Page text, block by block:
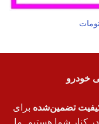
خودرو
کیفیت تضمین‌شده برای
کنار شما هستیم. ما